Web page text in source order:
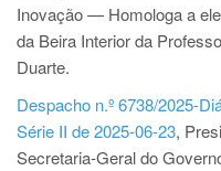
Inovação — Homologa a
da Beira Interior da
Duarte.
Despacho n.º 6738/2025-
Série II de 2025-06-23,
Secretaria-Geral do